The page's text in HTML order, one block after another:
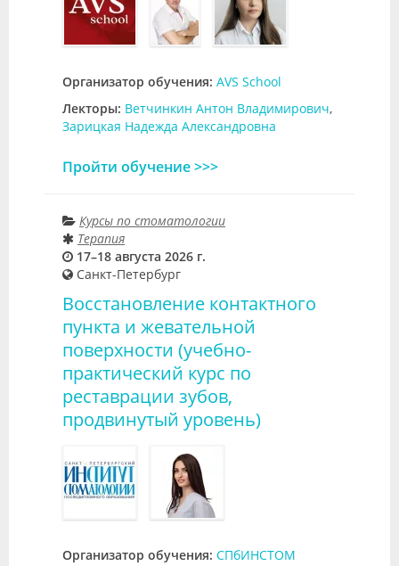
Организатор обучения: AVS School
Лекторы: Ветчинкин Антон Владимирович,
Зарицкая Надежда Александровна
Пройти обучение >>>
Курсы по стоматологии
Терапия
17–18 августа 2026 г.
Санкт-Петербург
Восстановление контактного
пункта и жевательной
поверхности (учебно-
практический курс по
реставрации зубов,
продвинутый уровень)
Организатор обучения: СПбИНСТОМ